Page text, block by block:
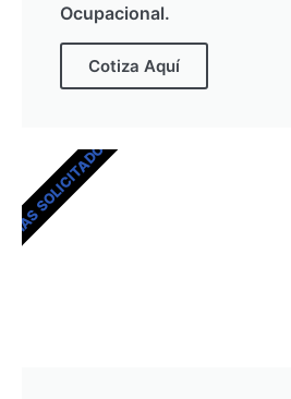
Ocupacional.
Cotiza Aquí
MÁS SOLICITADOS